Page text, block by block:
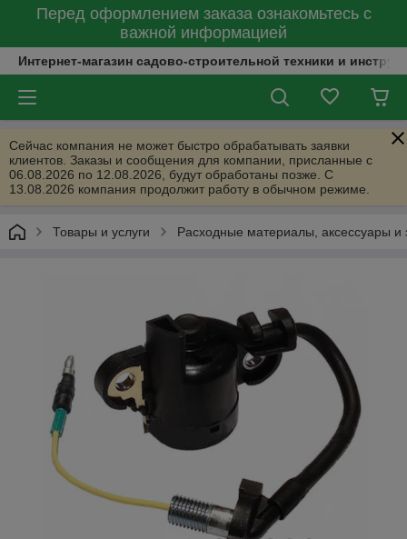
Перед оформлением заказа ознакомьтесь с
важной информацией
Интернет-магазин садово-строительной техники и
Сейчас компания не может быстро обрабатывать заявки
клиентов. Заказы и сообщения для компании, присланные с
06.08.2026 по 12.08.2026, будут обработаны позже. С
13.08.2026 компания продолжит работу в обычном режиме.
Товары и услуги Расходные материалы, аксессуары и